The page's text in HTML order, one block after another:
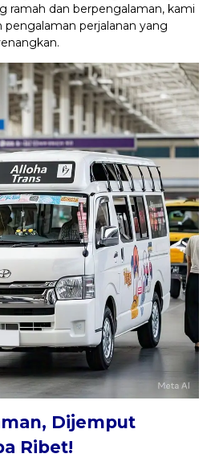
ramah dan berpengalaman, kami
perjalanan yang
Dijemput
Ribet!